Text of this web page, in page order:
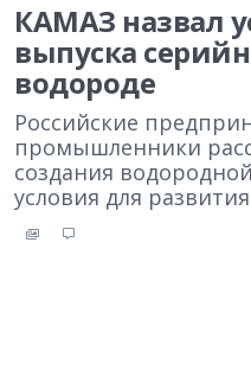
КАМАЗ назвал
выпуска
водороде
Российские
промышленники
создания
условия для